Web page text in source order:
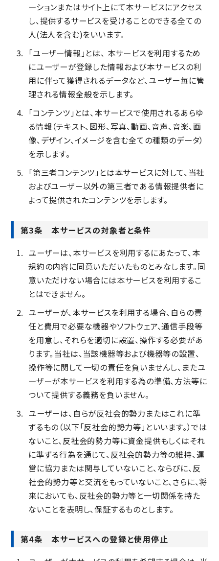
ーションまたはサイト上にて本サービスにアクセス
し、提供するサービスを受けることのできる全ての
人(法人を含む)をいいます。
「ユーザー情報」とは、 本サービスを利用するため
にユーザーが登録した情報および本サービスの利
用に伴って獲得されるデータなど、ユーザー毎に管
理される情報全般を示します。
「コンテンツ」とは、本サービスで使用されるあらゆ
る情報（テキスト、図形、写真、動画、音声、音楽、画
像、デザイン、イメージを含む全ての種類のデータ）
を示します。
「第三者コンテンツ」とは本サービスに対して、当社
およびユーザー以外の第三者である情報提供者に
よって提供されたコンテンツを示します。
第3条 本サービスの対象者と条件
ユーザーは、本サービスを利用するにあたって、本
規約の内容に同意いただいたものとみなします。同
意いただけない場合には本サービスを利用するこ
とはできません。
ユーザーが、本サービスを利用する場合、自らの責
任と費用で必要な機器やソフトウェア、通信手段等
を用意し、それらを適切に設置、操作する必要があ
ります。当社は、当該機器等および機器等の設置、
操作等に関して一切の責任を負いませんし、またユ
ーザーが本サービスを利用する為の準備、方法等に
ついて提供する義務を負いません。
ユーザーは、自らが反社会的勢力またはこれに準
ずるもの（以下「反社会的勢力等」といいます。）では
ないこと、反社会的勢力等に資金提供もしくはそれ
に準ずる行為を通じて、反社会的勢力等の維持、運
営に協力または関与していないこと、ならびに、反
社会的勢力等と交流をもっていないこと、さらに、将
来においても、反社会的勢力等と一切関係を持た
ないことを表明し、保証するものとします。
第4条 本サービスへの登録と使用停止